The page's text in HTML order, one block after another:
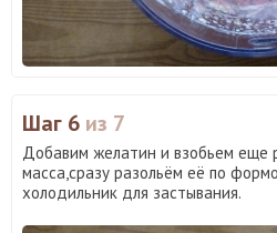
Шаг 6 из 7
Добавим желатин и взобьем еще
масса,сразу разольём её по
холодильник для застывания.